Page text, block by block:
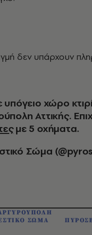
δεν υπάρχουν
Αττικής.
με 5 οχήματα.
Σώμα
ΣΩΜΑ